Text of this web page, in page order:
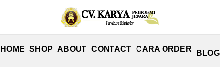
HOME SHOP ABOUT CONTACT CARA ORDER BLOG